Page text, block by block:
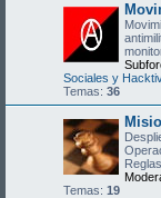
Sociales y
Temas: 36
Temas: 19